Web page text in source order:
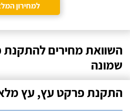
למחירון
השוואת מחירים
שמונה
התקנת פרקט עץ, עץ מלא